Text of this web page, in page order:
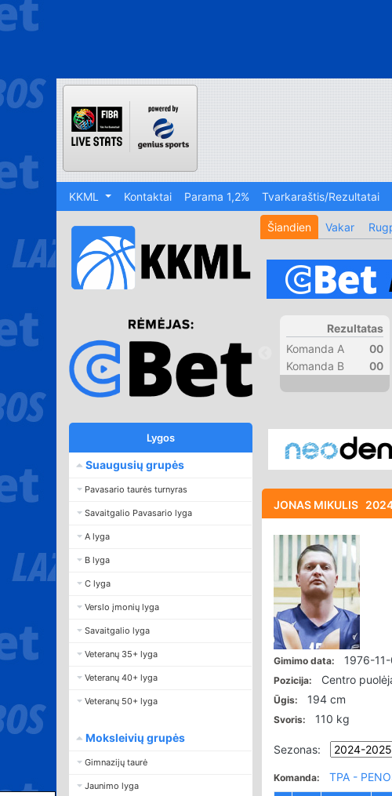
KKML Kontaktai Parama 1,2% Tvarkaraštis/Rezultatai
Šiandien Vakar
Rezultatas
00
Komanda A
00
Komanda B
Lygos
Suaugusių grupės
Pavasario taurės turnyras
Savaitgalio Pavasario lyga
A lyga
B lyga
C lyga
Verslo įmonių lyga
Savaitgalio lyga
Veteranų 35+ lyga
Veteranų 40+ lyga
Veteranų 50+ lyga
Moksleivių grupės
Gimnazijų taurė
Jaunimo lyga
JONAS MIKULIS
Gimimo data: 1976-
Pozicija: Centro
Ūgis: 194 cm
Svoris: 110 kg
Sezonas:
Komanda: TPA -